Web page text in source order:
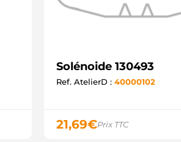
Solénoide 130493
Ref. AtelierD : 40000102
21,69€Prix TTC